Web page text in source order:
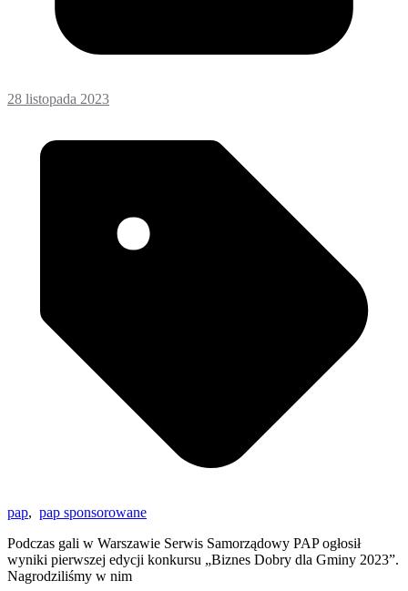
28 listopada 2023
pap, pap sponsorowane
Podczas gali w Warszawie Serwis Samorządowy PAP ogłosił
wyniki pierwszej edycji konkursu „Biznes Dobry dla Gminy 2023”.
Nagrodziliśmy w nim